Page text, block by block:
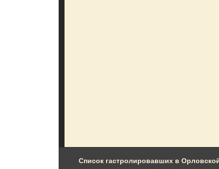
Список гастролировавших в